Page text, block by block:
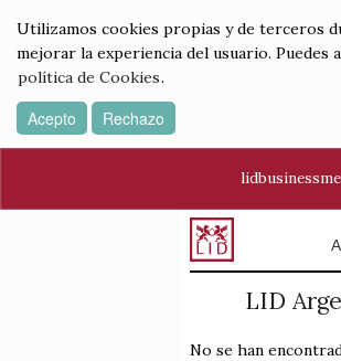
Utilizamos cookies propias y de terceros
mejorar la experiencia del usuario. Puedes
política de Cookies.
Acepto Rechazo
LID
No se han